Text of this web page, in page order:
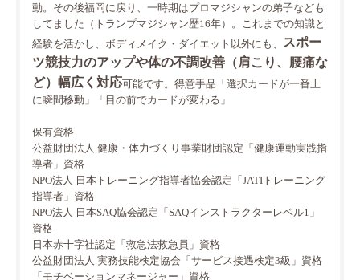
動。その後福岡に戻り、一時期はプロマジシャンの弟子なども
してました（トランプマジシャン歴16年）。これまでの知識と
経験を活かし、ボディメイク・ダイエット以外にも、
スポー
ツ競技力のアップや体の不調改善（肩こり、腰痛な
ど）幅広く対応可能です。得意手品「選択カードが一番上
に瞬間移動」「目の前でカードが変わる」
保有資格
公益財団法人 健康・体力づくり事業財団認定「健康運動実践指
導者」資格
NPO法人 日本トレーニング指導者協会認定「JATIトレーニング
指導者」資格
NPO法人 日本SAQ協会認定「SAQインストラクターレベル1」
資格
日本赤十字社認定「救急法救急員」資格
公益財団法人 実務技能検定協会「サービス接遇検定3級」資格
「モチベーションマネージャー」資格